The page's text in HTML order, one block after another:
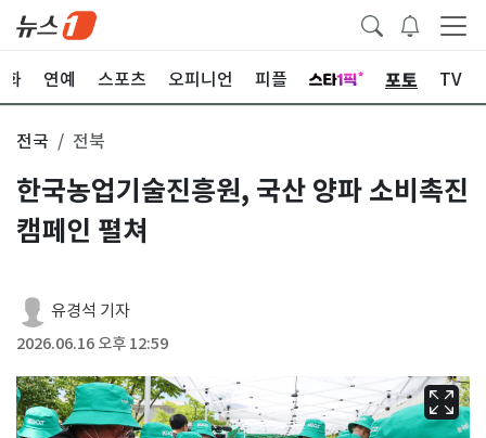
화 연예 스포츠 오피니언 피플 포토 TV
전국 전북
한국농업기술진흥원, 국산 양파 소비촉진
캠페인 펼쳐
유경석 기자
2026.06.16 오후 12:59